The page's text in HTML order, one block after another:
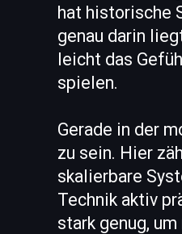
hat historische
genau darin
leicht das
spielen.
Gerade in der
zu sein. Hier
skalierbare
Technik aktiv
stark genug,